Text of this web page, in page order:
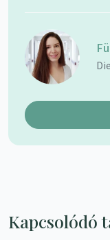
Kapcsolódó